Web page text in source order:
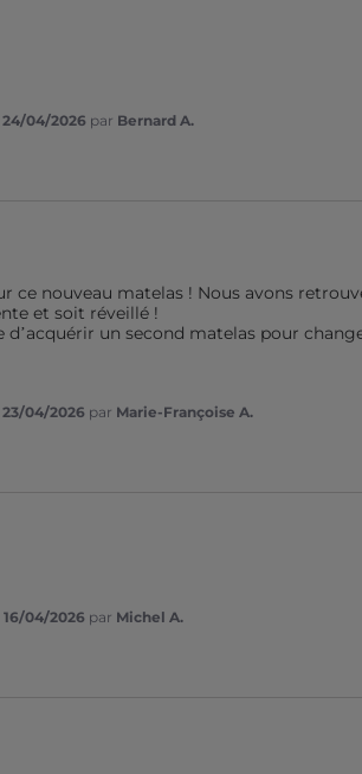
24/04/2026 par Bernard A.
ce nouveau matelas ! Nous avons
et soit réveillé !
un second matelas pour
23/04/2026 par Marie-Françoise A.
16/04/2026 par Michel A.